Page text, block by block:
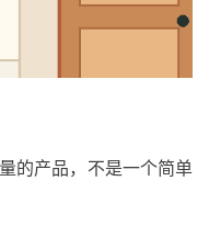
的产品，不是一个简单